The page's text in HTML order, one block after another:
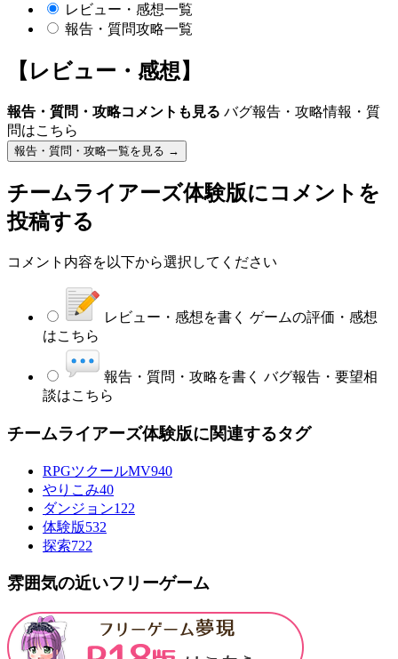
レビュー・感想一覧
報告・質問攻略一覧
【レビュー・感想】
報告・質問・攻略コメントも見る バグ報告・攻略情報・質
問はこちら
報告・質問・攻略一覧を見る →
チームライアーズ体験版にコメントを
投稿する
コメント内容を以下から選択してください
レビュー・感想を書く ゲームの評価・感想
はこちら
報告・質問・攻略を書く バグ報告・要望相
談はこちら
チームライアーズ体験版に関連するタグ
RPGツクールMV940
やりこみ40
ダンジョン122
体験版532
探索722
雰囲気の近いフリーゲーム